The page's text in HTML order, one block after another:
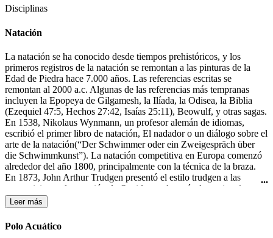
Disciplinas
Natación
La natación se ha conocido desde tiempos prehistóricos, y los
primeros registros de la natación se remontan a las pinturas de la
Edad de Piedra hace 7.000 años. Las referencias escritas se
remontan al 2000 a.c. Algunas de las referencias más tempranas
incluyen la Epopeya de Gilgamesh, la Ilíada, la Odisea, la Biblia
(Ezequiel 47:5, Hechos 27:42, Isaías 25:11), Beowulf, y otras sagas.
En 1538, Nikolaus Wynmann, un profesor alemán de idiomas,
escribió el primer libro de natación, El nadador o un diálogo sobre el
arte de la natación(“Der Schwimmer oder ein Zweigespräch über
die Schwimmkunst”). La natación competitiva en Europa comenzó
alrededor del año 1800, principalmente con la técnica de la braza.
En 1873, John Arthur Trudgen presentó el estilo trudgen a las
competiciones de natación de Occidente, después de copiar el estilo
crol utilizado por los nativos americanos. Debido a la indiferencia
británica para las salpicaduras, Trudgen empleó una patada de tijera
en lugar de la patada de estilo crol. La natación formó parte de los
primeros Juegos Olímpicos modernos en 1896 en Atenas. En 1902
Leer más
Polo Acuático